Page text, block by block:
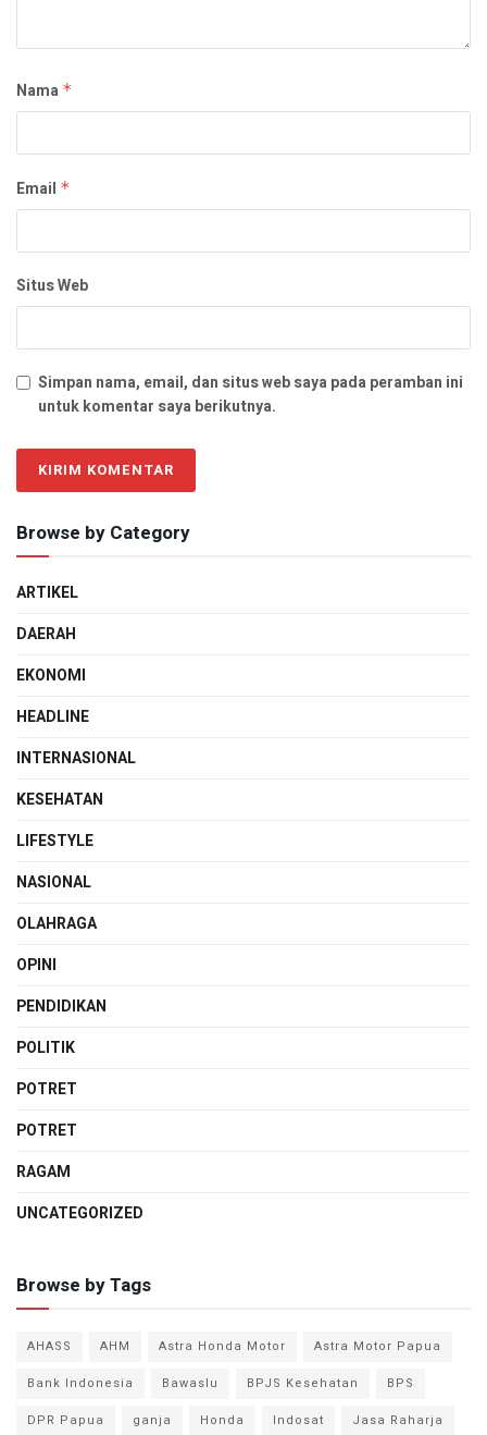
Nama *
Email *
Situs Web
Simpan nama, email, dan situs web saya pada peramban ini
untuk komentar saya berikutnya.
Browse by Category
ARTIKEL
DAERAH
EKONOMI
HEADLINE
INTERNASIONAL
KESEHATAN
LIFESTYLE
NASIONAL
OLAHRAGA
OPINI
PENDIDIKAN
POLITIK
POTRET
POTRET
RAGAM
UNCATEGORIZED
Browse by Tags
AHASS AHM Astra Honda Motor
Astra Motor Papua
Bank Indonesia
Bawaslu BPJS Kesehatan
BPS
DPR Papua
ganja Honda Indosat Jasa Raharja